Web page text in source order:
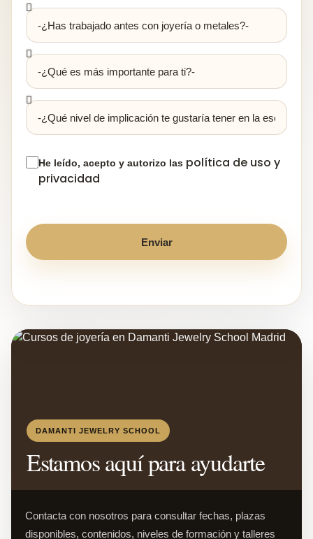
DAMANTI JEWELRY SCHOOL
Estamos aquí para ayudarte
Contacta con nosotros para consultar fechas, plazas
disponibles, contenidos, niveles de formación y talleres
He leído, acepto y autorizo las política de uso y
privacidad
Enviar